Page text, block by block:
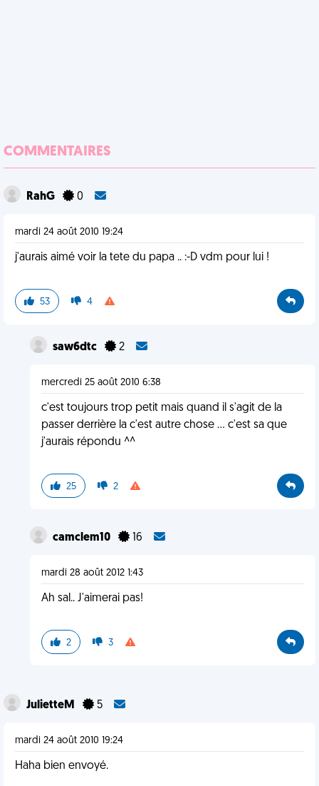
COMMENTAIRES
RahG 0
mardi 24 août 2010 19:24
j'aurais aimé voir la tete du papa .. :-D vdm pour lui !
53 4
saw6dtc 2
mercredi 25 août 2010 6:38
c'est toujours trop petit mais quand il s'agit de la
passer derrière la c'est autre chose ... c'est sa que
j'aurais répondu ^^
25 2
camclem10 16
mardi 28 août 2012 1:43
Ah sal.. J'aimerai pas!
2 3
JulietteM 5
mardi 24 août 2010 19:24
Haha bien envoyé.